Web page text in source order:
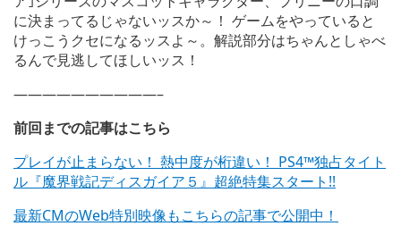
に決まってるじゃないッスか～！ ゲームをやっていると
けっこうクセになるッスよ～。解説部分はちゃんとしゃべ
るんで見逃してほしいッス！
——————————–
前回までの記事はこちら
プレイが止まらない！ 熱中度が桁違い！ PS4™独占タイト
ル『魔界戦記ディスガイア５』超絶特集スタート!!
最新CMのWeb特別映像もこちらの記事で公開中！